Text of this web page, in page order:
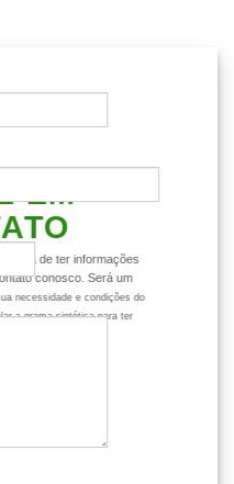
EM
de ter informações
conosco. Será um
necessidade e condições do
a grama sintética para ter
produto.